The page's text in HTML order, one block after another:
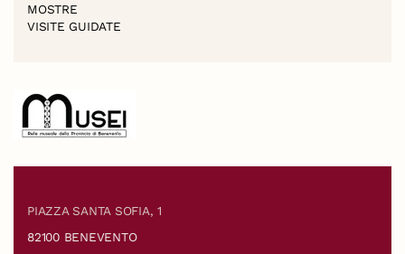
MOSTRE
VISITE GUIDATE
PIAZZA SANTA SOFIA, 1
82100 BENEVENTO